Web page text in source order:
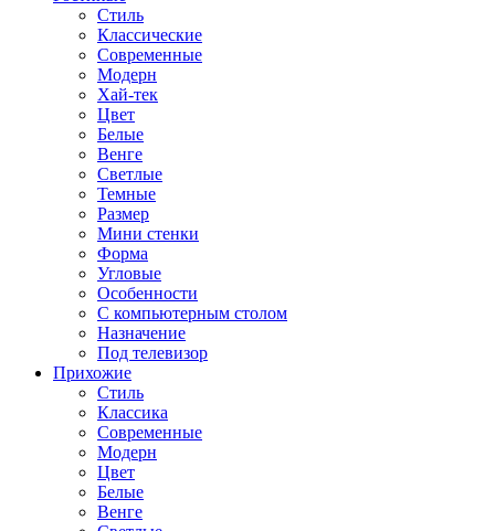
Стиль
Классические
Современные
Модерн
Хай-тек
Цвет
Белые
Венге
Светлые
Темные
Размер
Мини стенки
Форма
Угловые
Особенности
С компьютерным столом
Назначение
Под телевизор
Прихожие
Стиль
Классика
Современные
Модерн
Цвет
Белые
Венге